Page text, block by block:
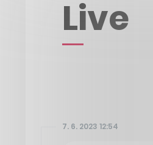
Live
7. 6. 2023 12:54